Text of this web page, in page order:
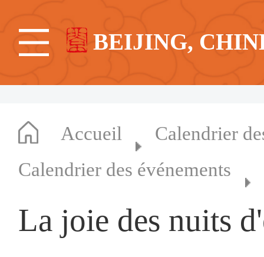
BEIJING,
Accueil
Calendrier
Calendrier des événements
La joie des nuits